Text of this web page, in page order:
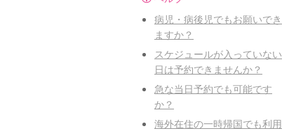
病児・病後児でもお願いでき
ますか？
スケジュールが入っていない
日は予約できませんか？
急な当日予約でも可能です
か？
海外在住の一時帰国でも利用